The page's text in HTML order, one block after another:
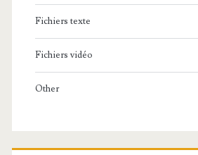
Fichiers texte
Fichiers vidéo
Other